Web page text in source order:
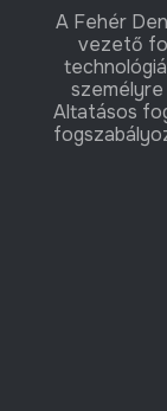
A Fehér
vezető
Altatásos